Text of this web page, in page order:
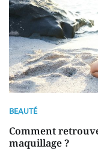
BEAUTÉ
Comment
maquillage ?